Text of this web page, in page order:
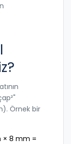
Örnek bir
× 8 mm =